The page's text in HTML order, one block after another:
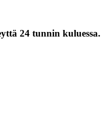
24 tunnin kuluessa.